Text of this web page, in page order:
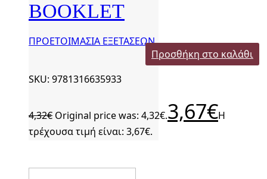
BOOKLET
ΠΡΟΕΤΟΙΜΑΣΙΑ ΕΞΕΤΑΣΕΩΝ
Προσθήκη στο καλάθι
SKU: 9781316635933
4,32€ Original price was: 4,32€.3,67€Η
τρέχουσα τιμή είναι: 3,67€.